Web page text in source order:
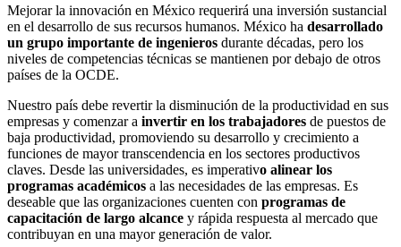
Mejorar la innovación en México requerirá una inversión sustancial
en el desarrollo de sus recursos humanos. México ha desarrollado
un grupo importante de ingenieros durante décadas, pero los
niveles de competencias técnicas se mantienen por debajo de otros
países de la OCDE.
Nuestro país debe revertir la disminución de la productividad en sus
empresas y comenzar a invertir en los trabajadores de puestos de
baja productividad, promoviendo su desarrollo y crecimiento a
funciones de mayor transcendencia en los sectores productivos
claves. Desde las universidades, es imperativo alinear los
programas académicos a las necesidades de las empresas. Es
deseable que las organizaciones cuenten con programas de
capacitación de largo alcance y rápida respuesta al mercado que
contribuyan en una mayor generación de valor.